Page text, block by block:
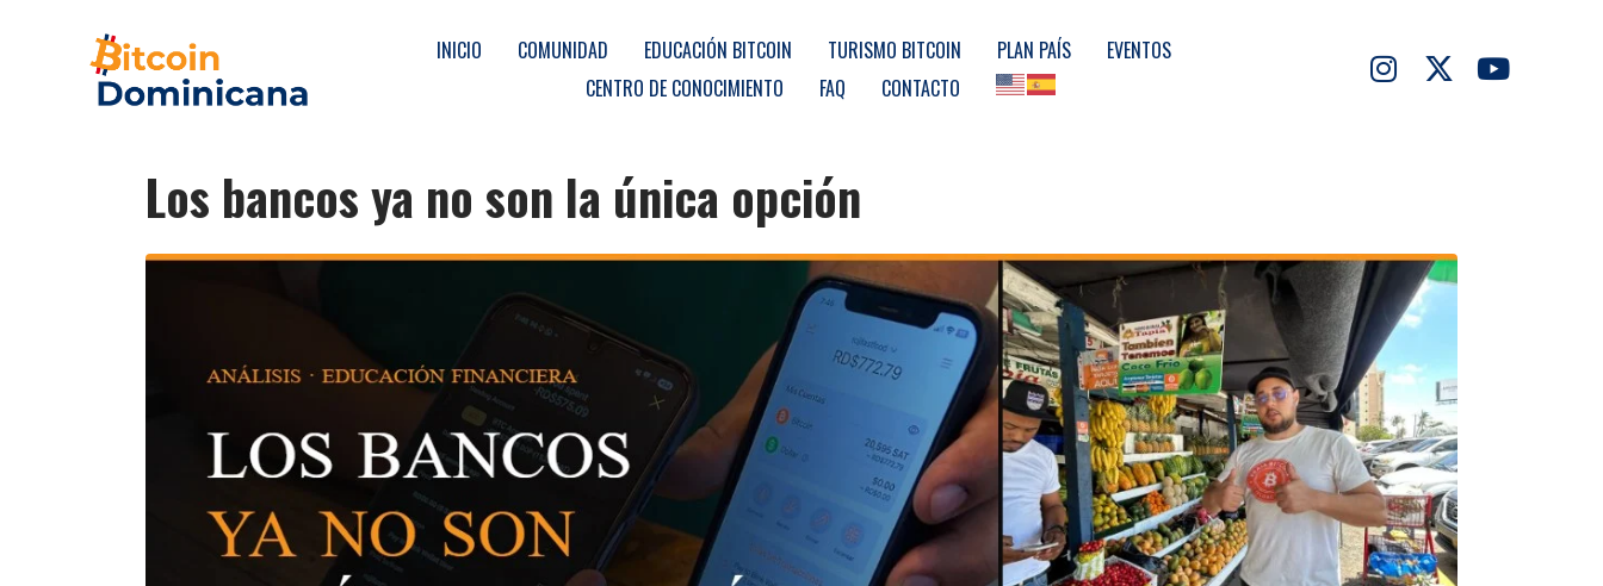
INICIO COMUNIDAD EDUCACIÓN BITCOIN TURISMO BITCOIN PLAN PAÍS
EVENTOS
CENTRO DE CONOCIMIENTO
FAQ CONTACTO
Los bancos ya no son la única opción